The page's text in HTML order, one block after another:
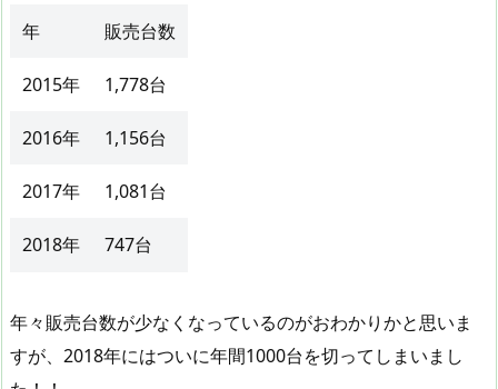
年 販売台数
2015年 1,778台
2016年 1,156台
2017年 1,081台
2018年 747台
年々販売台数が少なくなっているのがおわかりかと思いま
すが、2018年にはついに年間1000台を切ってしまいまし